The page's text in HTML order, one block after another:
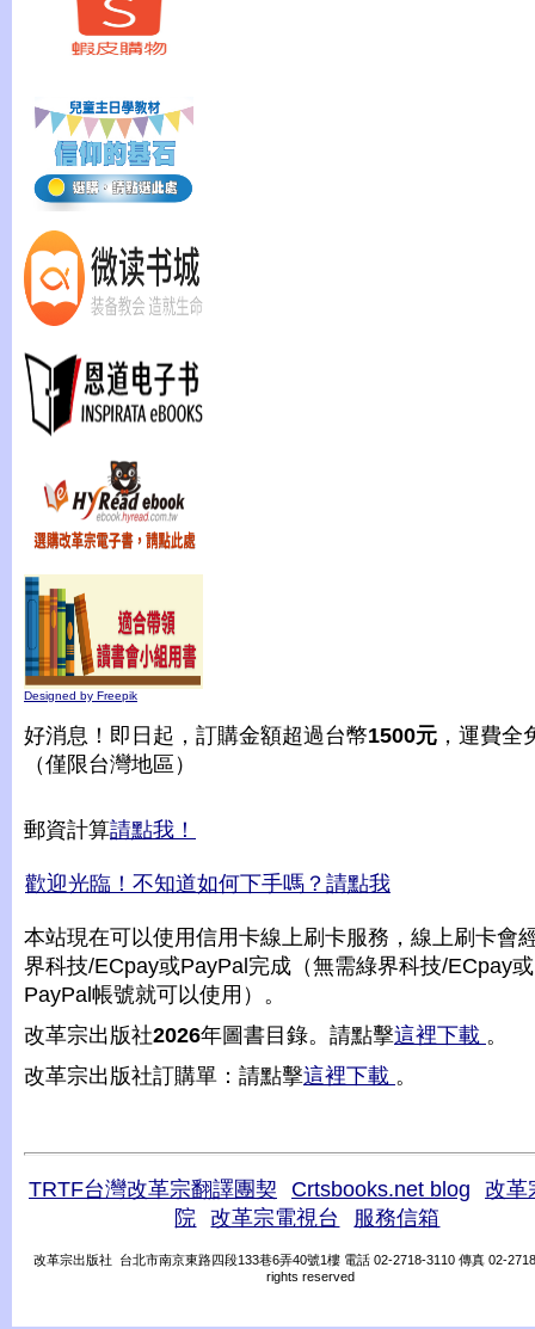
Designed by Freepik
好消息！即日起，訂購金額超過台幣1500元 ，運費全
（僅限台灣地區）
郵資計算請點我！
歡迎光臨！不知道如何下手嗎？請點我
本站現在可以使用信用卡線上刷卡服務，線上刷卡會
界科技/ECpay或PayPal完成（無需綠界科技/ECpay或
PayPal帳號就可以使用）。
改革宗出版社2026年圖書目錄。請點擊這裡下載 。
改革宗出版社訂購單：請點擊這裡下載 。
TRTF台灣改革宗翻譯團契 Crtsbooks.net blog
改革
院
改革宗電視台 服務信箱
改革宗出版社 台北市南京東路四段133巷6弄40號1樓 電話 02-2718-3110 傳真 02-
rights reserved